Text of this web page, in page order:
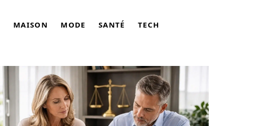
MAISON MODE SANTÉ TECH